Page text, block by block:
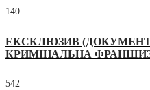
140
ЕКСКЛЮЗИВ
КРИМІНАЛЬНА
542